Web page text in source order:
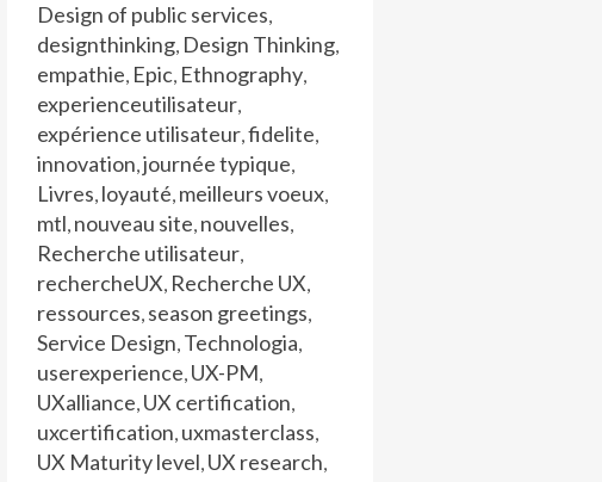
Design of public services,
designthinking, Design Thinking,
empathie, Epic, Ethnography,
experienceutilisateur,
expérience utilisateur,fidelite,
innovation,journée typique,
Livres, loyauté, meilleurs voeux,
mtl, nouveau site, nouvelles,
Recherche utilisateur,
rechercheUX, Recherche UX,
ressources, season greetings,
Service Design, Technologia,
userexperience, UX-PM,
UXalliance, UX certification,
uxcertification, uxmasterclass,
UX Maturity level, UX research,